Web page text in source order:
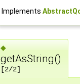
Implements
◆
getAsString()
[2/2]